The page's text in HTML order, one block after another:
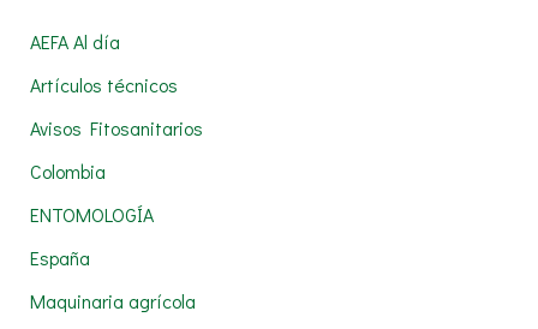
r
p
o
r
:
AEFA Al día
Artículos técnicos
Avisos Fitosanitarios
Colombia
ENTOMOLOGÍA
España
Maquinaria agrícola